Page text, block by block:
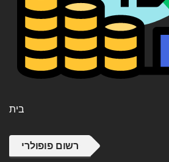
בית
רשום פופולרי